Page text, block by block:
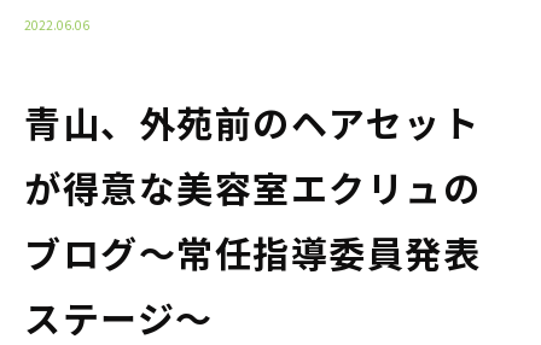
2022.06.06
青山、外苑前のヘアセット
が得意な美容室エクリュの
ブログ〜常任指導委員発表
ステージ〜